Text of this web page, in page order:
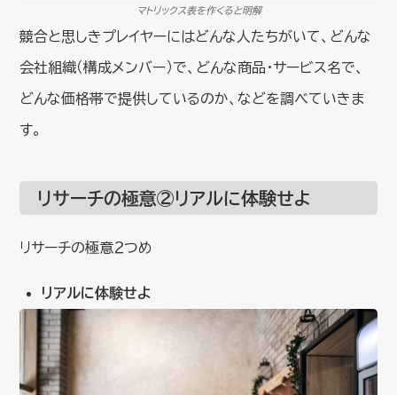
マトリックス表を作くると明解
競合と思しきプレイヤーにはどんな人たちがいて、どんな
会社組織（構成メンバー）で、どんな商品・サービス名で、
どんな価格帯で提供しているのか、などを調べていきま
す。
リサーチの極意②リアルに体験せよ
リサーチの極意２つめ
リアルに体験せよ